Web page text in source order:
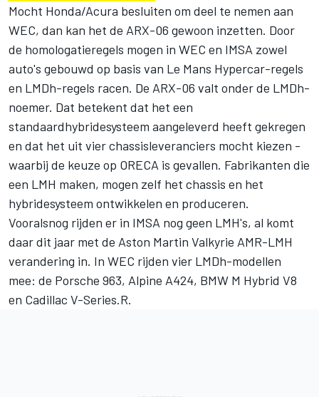
Mocht Honda/Acura besluiten om deel te nemen aan
WEC, dan kan het de ARX-06 gewoon inzetten. Door
de homologatieregels mogen in WEC en IMSA zowel
auto's gebouwd op basis van Le Mans Hypercar-regels
en LMDh-regels racen. De ARX-06 valt onder de LMDh-
noemer. Dat betekent dat het een
standaardhybridesysteem aangeleverd heeft gekregen
en dat het uit vier chassisleveranciers mocht kiezen -
waarbij de keuze op ORECA is gevallen. Fabrikanten die
een LMH maken, mogen zelf het chassis en het
hybridesysteem ontwikkelen en produceren.
Vooralsnog rijden er in IMSA nog geen LMH's, al komt
daar dit jaar met de Aston Martin Valkyrie AMR-LMH
verandering in. In WEC rijden vier LMDh-modellen
mee: de Porsche 963, Alpine A424, BMW M Hybrid V8
en Cadillac V-Series.R.